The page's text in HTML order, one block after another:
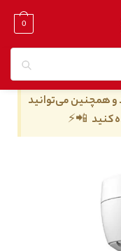
0
دوربین مداربسته هایک ویژن مدل DS-2CD2185FWD-I
و همچنین می‌توانید
کنید 📲⚡